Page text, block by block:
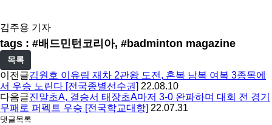
김주용 기자
tags : #배드민턴코리아, #badminton magazine
목록
이전글김원호 이유림 재차 2관왕 도전, 혼복 남복 여복 3종목에
서 우승 노린다 [전국종별선수권] 22.08.10
다음글진말초A, 결승서 태장초A마저 3-0 완파하며 대회 전 경기
무패로 퍼펙트 우승 [전국학교대항] 22.07.31
댓글목록